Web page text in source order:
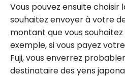
Vous pouvez ensuite choisir
souhaitez envoyer à votre
montant que vous
exemple, si vous payez
Fuji, vous enverrez
destinataire des yens